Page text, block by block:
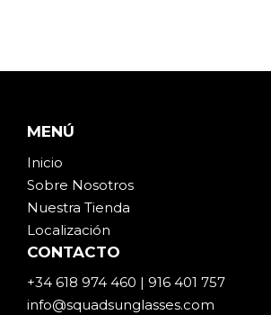
MENÚ
Inicio
Sobre Nosotros
Nuestra Tienda
Localización
CONTACTO
+34 618 974 460 | 916 401 757
info@squadsunglasses.com